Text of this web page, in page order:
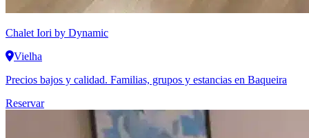
Chalet Iori by Dynamic
Vielha
Precios bajos y calidad. Familias, grupos y estancias en Baqueira
Reservar